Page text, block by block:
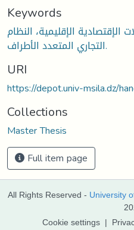
Keywords
الإقتصادية الإقليمية، النظام
التجاري المتعدد الأطراف.
URI
https://depot.univ-msila.dz/
Collections
Master Thesis
Full item page
All Rights Reserved - University
Cookie settings |